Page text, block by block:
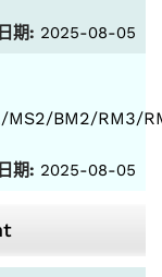
日期: 2025-08-05
MS2/BM2/RM3/
日期: 2025-08-05